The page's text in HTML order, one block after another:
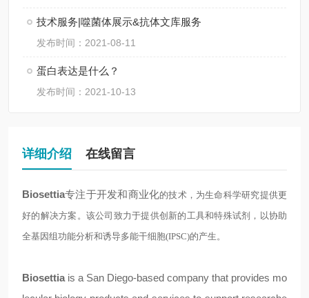
技术服务|噬菌体展示&抗体文库服务
发布时间：2021-08-11
蛋白表达是什么？
发布时间：2021-10-13
详细介绍 在线留言
Biosettia专注于开发和商业化的技术，为生命科学研究提供更
好的解决方案。该公司致力于提供创新的工具和特殊试剂，以协助
全基因组功能分析和诱导多能干细胞(IPSC)的产生。
Biosettia is a San Diego-based company that provides mo